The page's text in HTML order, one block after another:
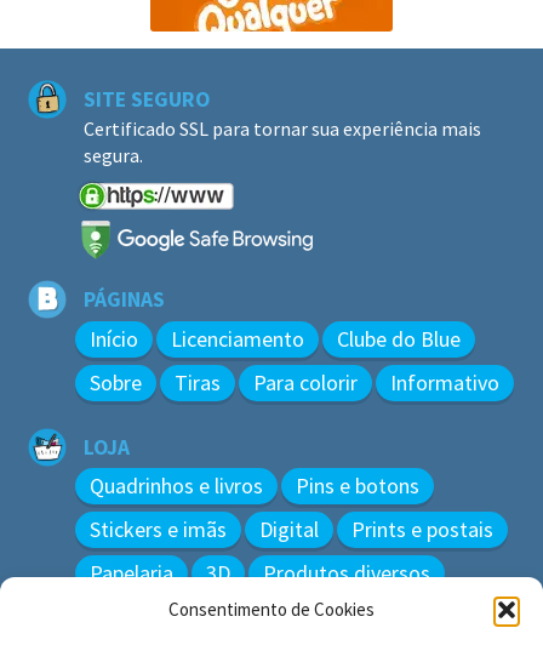
Consentimento de Cookies
SITE SEGURO
Certificado SSL para tornar sua experiência mais
segura.
PÁGINAS
Início Licenciamento
Clube do Blue
Sobre
Tiras Para colorir Informativo
LOJA
Quadrinhos e livros
Pins e botons
Stickers e imãs
Digital
Prints e postais
Papelaria
3D Produtos diversos